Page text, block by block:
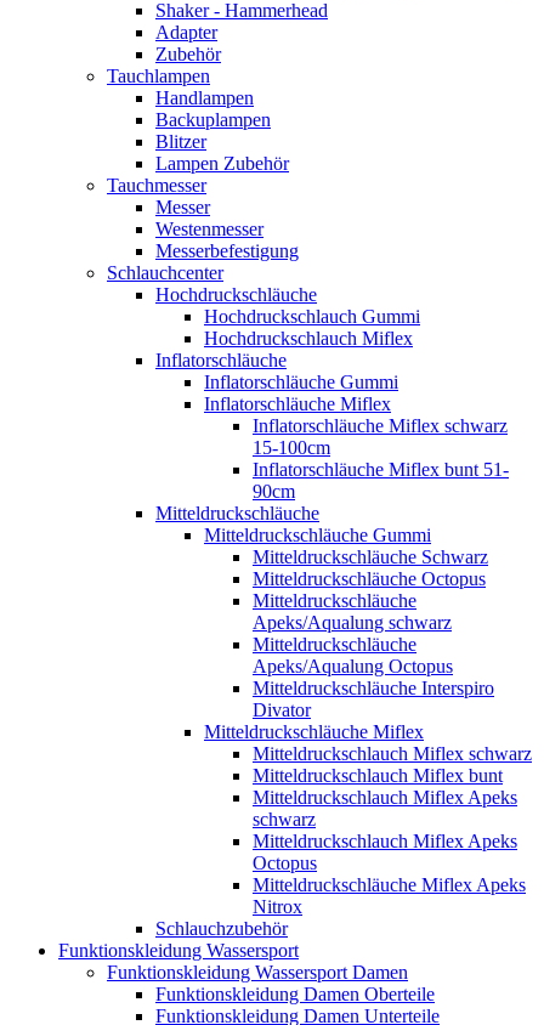
Shaker - Hammerhead
Adapter
Zubehör
Tauchlampen
Handlampen
Backuplampen
Blitzer
Lampen Zubehör
Tauchmesser
Messer
Westenmesser
Messerbefestigung
Schlauchcenter
Hochdruckschläuche
Hochdruckschlauch Gummi
Hochdruckschlauch Miflex
Inflatorschläuche
Inflatorschläuche Gummi
Inflatorschläuche Miflex
Inflatorschläuche Miflex schwarz
15-100cm
Inflatorschläuche Miflex bunt 51-
90cm
Mitteldruckschläuche
Mitteldruckschläuche Gummi
Mitteldruckschläuche Schwarz
Mitteldruckschläuche Octopus
Mitteldruckschläuche
Apeks/Aqualung schwarz
Mitteldruckschläuche
Apeks/Aqualung Octopus
Mitteldruckschläuche Interspiro
Divator
Mitteldruckschläuche Miflex
Mitteldruckschlauch Miflex schwarz
Mitteldruckschlauch Miflex bunt
Mitteldruckschlauch Miflex Apeks
schwarz
Mitteldruckschlauch Miflex Apeks
Octopus
Mitteldruckschläuche Miflex Apeks
Nitrox
Schlauchzubehör
Funktionskleidung Wassersport
Funktionskleidung Wassersport Damen
Funktionskleidung Damen Oberteile
Funktionskleidung Damen Unterteile